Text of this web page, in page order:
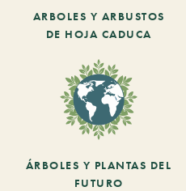
ARBOLES Y ARBUSTOS
DE HOJA CADUCA
ÁRBOLES Y PLANTAS DEL
FUTURO